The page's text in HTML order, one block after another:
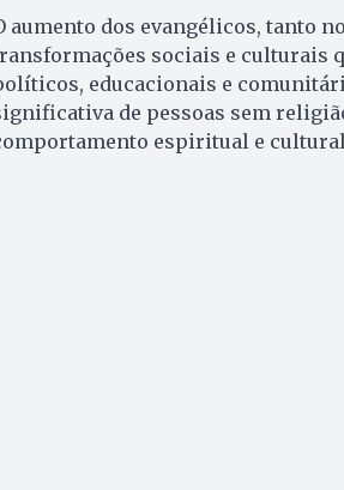
aumento dos evangélicos, tanto
sociais e culturais
educacionais e
de pessoas sem
espiritual e